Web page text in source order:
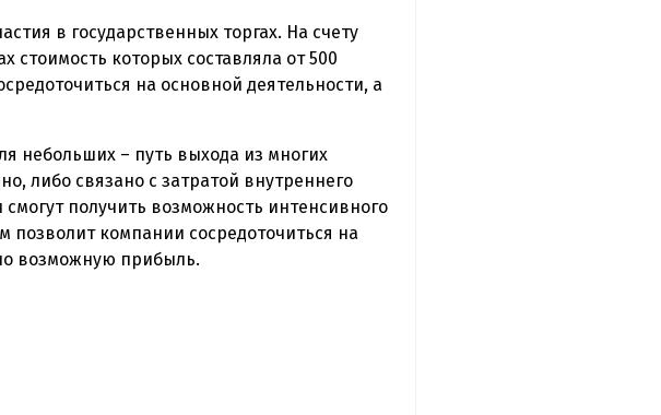
в государственных торгах. На счету
которых составляла от 500
на основной деятельности, а
небольших – путь выхода из многих
либо связано с затратой внутреннего
получить возможность интенсивного
позволит компании сосредоточиться на
возможную прибыль.